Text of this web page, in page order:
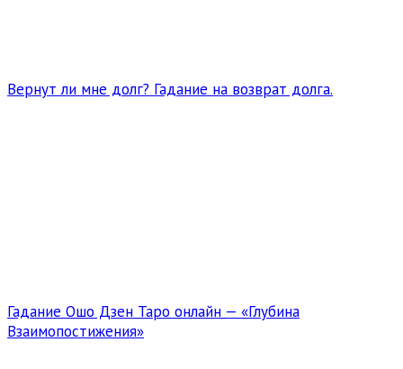
Вернут ли мне долг? Гадание на возврат долга.
Гадание Ошо Дзен Таро онлайн — «Глубина
Взаимопостижения»